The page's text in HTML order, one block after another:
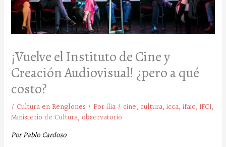
¡Vuelve el Instituto de Cine y
Creación Audiovisual! ¿pero a qué
costo?
/ Cultura en Renglones / Porilia / cine, cultura,icca,ifaic, IFCI,
Ministerio de Cultura, observatorio
Por Pablo Cardoso